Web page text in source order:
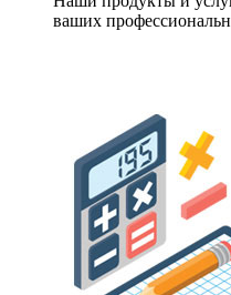
ваших